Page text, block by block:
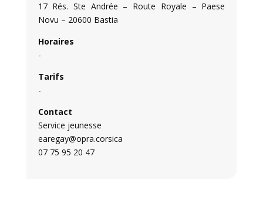
17 Rés. Ste Andrée – Route Royale – Paese
Novu – 20600 Bastia
Horaires
-
Tarifs
-
Contact
Service jeunesse
earegay@opra.corsica
07 75 95 20 47